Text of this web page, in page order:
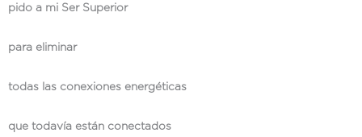
pido a mi Ser Superior
para eliminar
todas las conexiones energéticas
que todavía están conectados